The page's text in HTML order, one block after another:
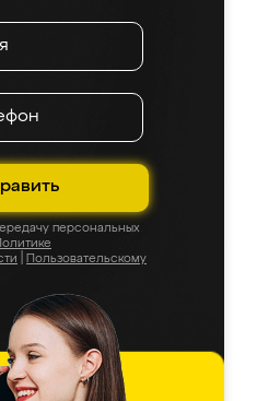
персональных
Пользовательскому